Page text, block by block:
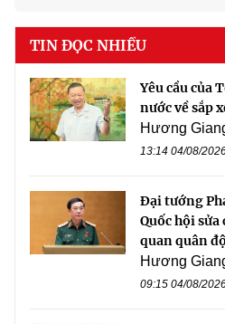
TIN ĐỌC NHIỀU
Yêu cầu của
nước về sắp
Hương
13:14 04/08/
Đại tướng
Quốc hội
quan quân
Hương
09:15 04/08/